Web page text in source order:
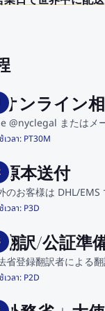
オンライン
@nyclegal またはメ
วลา: PT30M
原本送付
のお客様は DHL/
วลา: P3D
翻訳/公証準
省登録翻訳者による
วลา: P2D